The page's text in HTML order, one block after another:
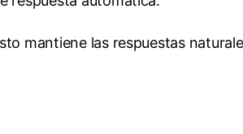
mantiene las respuestas